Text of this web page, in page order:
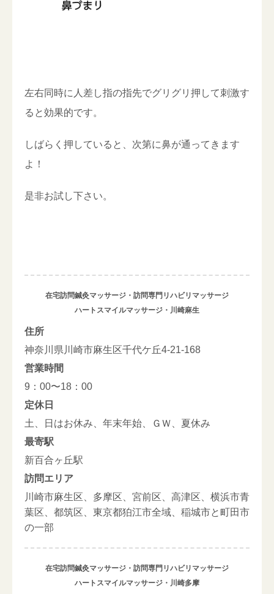
左右同時に人差し指の指先でグリグリ押して刺激す
ると効果的です。
しばらく押していると、次第に鼻が通ってきます
よ！
是非お試し下さい。
在宅訪問鍼灸マッサージ・訪問専門リハビリマッサージ
ハートスマイルマッサージ・川崎麻生
住所
神奈川県川崎市麻生区千代ケ丘4-21-168
営業時間
9：00〜18：00
定休日
土、日はお休み、年末年始、ＧＷ、夏休み
最寄駅
新百合ヶ丘駅
訪問エリア
川崎市麻生区、多摩区、宮前区、高津区、横浜市青
葉区、都筑区、東京都狛江市全域、稲城市と町田市
の一部
在宅訪問鍼灸マッサージ・訪問専門リハビリマッサージ
ハートスマイルマッサージ・川崎多摩